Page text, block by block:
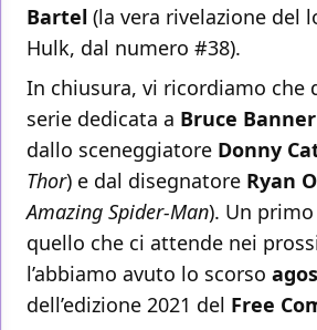
Bartel (la vera rivelazione del
Hulk, dal numero #38).
In chiusura, vi ricordiamo che
serie dedicata a Bruce Banner
dallo sceneggiatore Donny
Thor) e dal disegnatore Ryan
Amazing Spider-Man). Un
quello che ci attende nei
l’abbiamo avuto lo scorso
dell’edizione 2021 del Free